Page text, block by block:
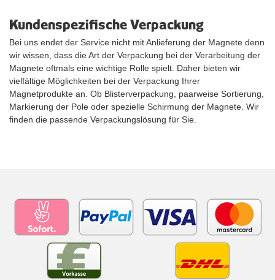
Kundenspezifische Verpackung
Bei uns endet der Service nicht mit Anlieferung der Magnete denn
wir wissen, dass die Art der Verpackung bei der Verarbeitung der
Magnete oftmals eine wichtige Rolle spielt. Daher bieten wir
vielfältige Möglichkeiten bei der Verpackung Ihrer
Magnetprodukte an. Ob Blisterverpackung, paarweise Sortierung,
Markierung der Pole oder spezielle Schirmung der Magnete. Wir
finden die passende Verpackungslösung für Sie.